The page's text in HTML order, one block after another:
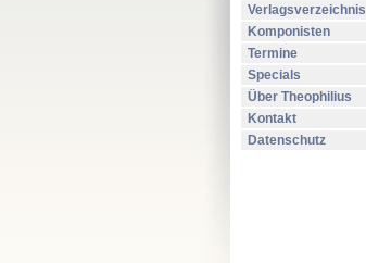
Verlagsverzeichnis
Komponisten
Termine
Specials
Über Theophilius
Kontakt
Datenschutz